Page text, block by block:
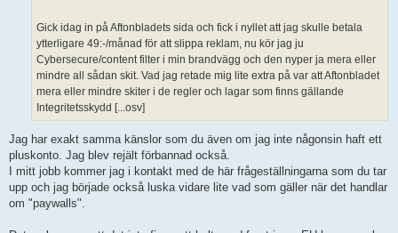
Gick idag in på Aftonbladets sida och fick i nyllet att jag skulle betala
ytterligare 49:-/månad för att slippa reklam, nu kör jag ju
Cybersecure/content filter i min brandvägg och den nyper ja mera eller
mindre all sådan skit. Vad jag retade mig lite extra på var att Aftonbladet
mera eller mindre skiter i de regler och lagar som finns gällande
Integritetsskydd [...osv]
Jag har exakt samma känslor som du även om jag inte någonsin haft ett
pluskonto. Jag blev rejält förbannad också.
I mitt jobb kommer jag i kontakt med de här frågeställningarna som du tar
upp och jag började också luska vidare lite vad som gäller när det handlar
om "paywalls".